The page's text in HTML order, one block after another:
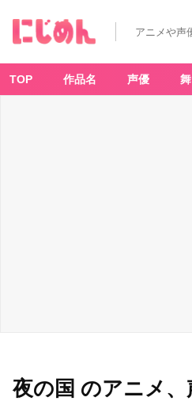
アニメや声
TOP 作品名 声優
夜の国 のアニメ